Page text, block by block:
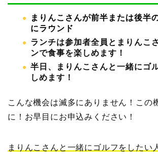
まりんこさんが前半または後半
にラウンド
ランチは参加者全員とまりんこ
ンで食事を楽しめます！
半日、まりんこさんと一緒にゴ
しめます！
こんな機会は滅多にありません！この
に！お早目にお申込みください！
まりんこさんと一緒にゴルフをしたい